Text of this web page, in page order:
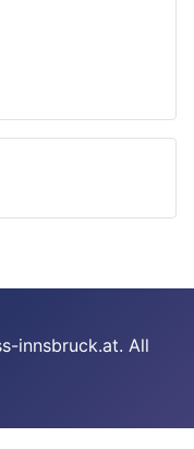
innsbruck.at. All